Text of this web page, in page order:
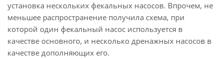
установка нескольких фекальных насосов. Впрочем, не
меньшее распространение получила схема, при
которой один фекальный насос используется в
качестве основного, и несколько дренажных насосов в
качестве дополняющих его.